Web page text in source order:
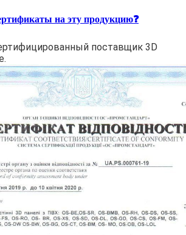
на эту продукцию❓
поставщик 3D